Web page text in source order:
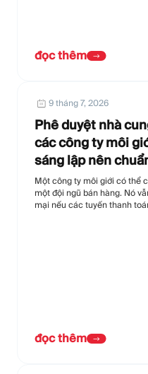
đọc thêm
9 tháng 7, 2026
Phê duyệt nhà
các công ty môi
sáng lập nên
Một công ty môi giới có thể
một đội ngũ bán hàng. Nó
mại nếu các tuyến thanh
đọc thêm